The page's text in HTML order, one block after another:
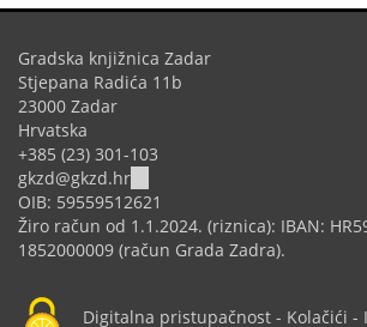
Gradska knjižnica Zadar
Stjepana Radića 11b
23000 Zadar
Hrvatska
+385 (23) 301-103
gkzd@gkzd.hr
sends
e-
mail)
OIB: 59559512621
Žiro račun od 1.1.2024. (riznica): IBAN:
1852000009 (račun Grada Zadra).
Digitalna pristupačnost - Kolačići -